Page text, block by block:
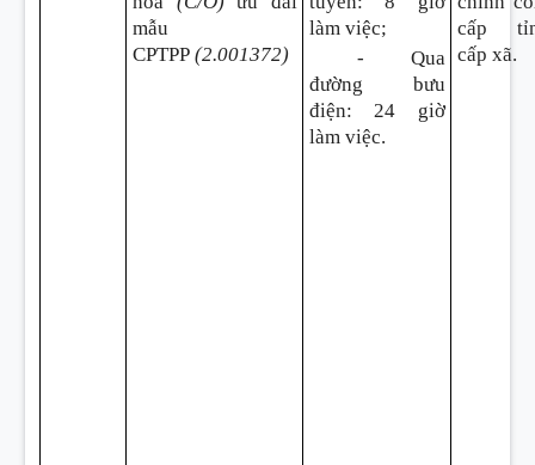
mẫu
CPTPP (2.001372)
làm việc;
- Qua
đường bưu
điện: 24 giờ
làm việc.
cấp
cấp xã.